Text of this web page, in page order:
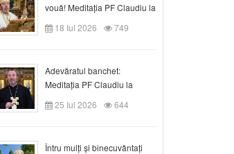
vouă! Meditația PF Claudiu la
duminica a VII-a după Rusalii
18 Iul 2026 749
Adevăratul banchet:
Meditația PF Claudiu la
Duminica a VIII-a după
Rusalii
25 Iul 2026 644
Întru mulți și binecuvântați